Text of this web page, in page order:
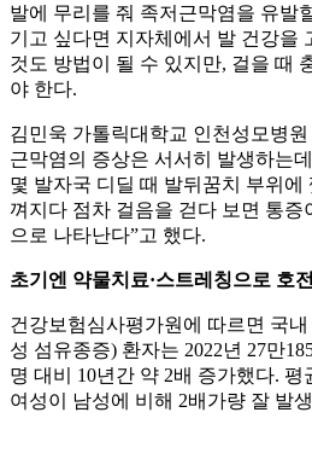
발에 무리를 줘 족저근막염을 유발
기고 싶다면 지자체에서 발 건강을
것도 방법이 될 수 있지만, 걸을 때
야 한다.
김민욱 가톨릭대학교 인천성모병
근막염의 증상은 서서히 발생하는
몇 발자국 디딜 때 발뒤꿈치 부위에
껴지다 점차 걸음을 걷다 보면 통증
으로 나타난다”고 했다.
초기엔 약물치료·스트레칭으로 호전
건강보험심사평가원에 따르면 국
성 섬유종증) 환자는 2022년 27만
명 대비 10년간 약 2배 증가했다. 평
여성이 남성에 비해 2배가량 잘 발